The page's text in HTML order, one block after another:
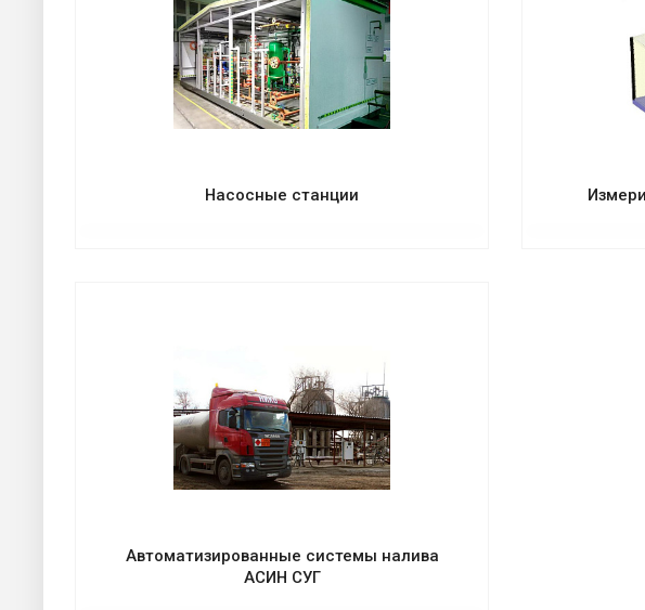
Насосные станции
Автоматизированные системы налива
АСИН СУГ